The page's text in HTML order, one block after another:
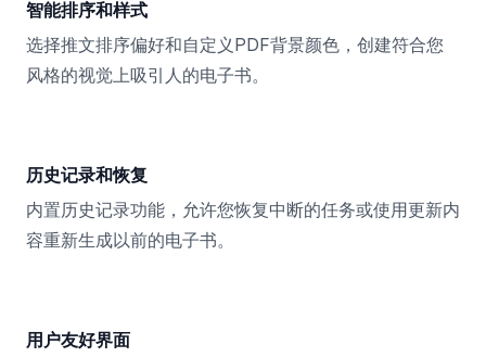
智能排序和样式
选择推文排序偏好和自定义PDF背景颜色，创建符合您
风格的视觉上吸引人的电子书。
历史记录和恢复
内置历史记录功能，允许您恢复中断的任务或使用更新内
容重新生成以前的电子书。
用户友好界面